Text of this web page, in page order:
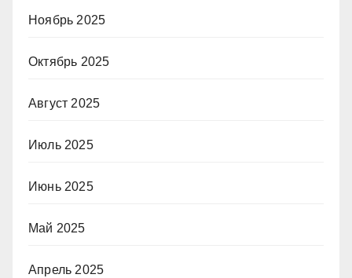
Ноябрь 2025
Октябрь 2025
Август 2025
Июль 2025
Июнь 2025
Май 2025
Апрель 2025